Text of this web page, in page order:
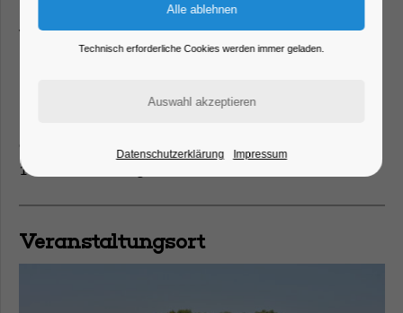
besucherservice@brandenburgertheater.de
Webhttps://brandenburgertheater.de
Grabenstraße 14
14776 Brandenburg an der Havel
Veranstaltungsort
Technisch erforderliche Cookies werden immer geladen.
Datenschutzerklärung Impressum